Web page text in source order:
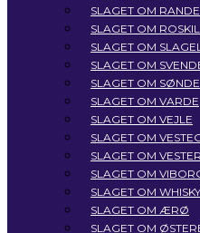
SLAGET OM
SLAGET OM
SLAGET OM
SLAGET OM
SLAGET OM
SLAGET OM VARDE
SLAGET OM VEJLE
SLAGET OM
SLAGET OM
SLAGET OM
SLAGET OM
SLAGET OM ÆRØ
SLAGET OM